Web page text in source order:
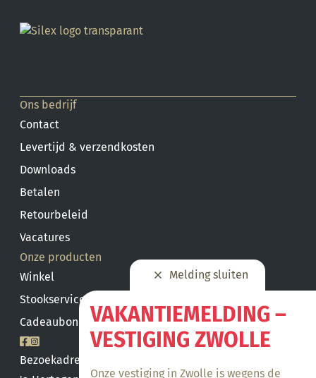
Melding sluiten
VAKANTIEMELDING –
VESTIGING ZWOLLE
Onze vestiging in Zwolle is wegens de
Ons bedrijf
Contact
Levertijd & verzendkosten
Downloads
Betalen
Retourbeleid
Vacatures
Onze producten
Winkel
Stookservice
Cadeaubon saldo
Bezoekadres